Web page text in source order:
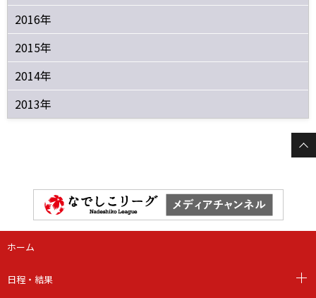
2016年
2015年
2014年
2013年
ホーム
日程・結果